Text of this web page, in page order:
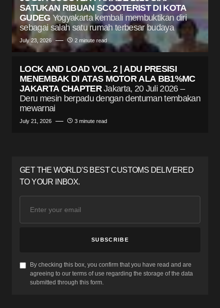
SATUKAN RIBUAN SCOOTERIST DI KOTA
GUDEG Yogyakarta kembali membuktikan diri
sebagai salah satu rumah terbesar budaya
July 23, 2026 2 minute read
LOCK AND LOAD VOL. 2 | ADU PRESISI
MENEMBAK DI ATAS MOTOR ALA BB1%MC
JAKARTA CHAPTER Jakarta, 20 Juli 2026 –
Deru mesin berpadu dengan dentuman tembakan
mewarnai
July 21, 2026 3 minute read
GET THE WORLD'S BEST CUSTOMS DELIVERED
TO YOUR INBOX.
SUBSCRIBE
By checking this box, you confirm that you have read and are
agreeing to our terms of use regarding the storage of the data
submitted through this form.